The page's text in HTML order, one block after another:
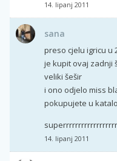
14. lipanj 2011
sana
preso cjelu igricu u
je kupit ovaj zadnji
veliki šešir
i ono odjelo miss
pokupujete u
14. lipanj 2011